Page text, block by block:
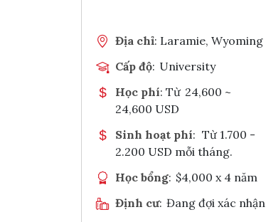
Địa chỉ: Laramie, Wyoming
Cấp độ: University
Học phí: Từ 24,600 ~
24,600 USD
Sinh hoạt phí: Từ 1.700 -
2.200 USD mỗi tháng.
Học bổng: $4,000 x 4 năm
Định cư: Đang đợi xác nhận